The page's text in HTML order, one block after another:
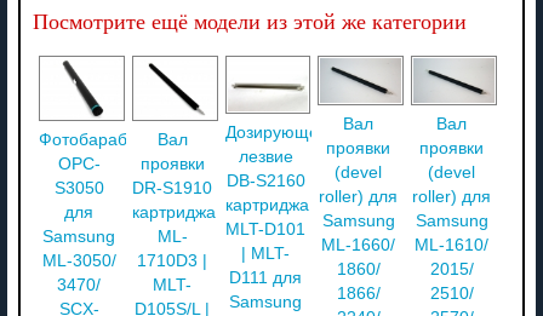
Посмотрите ещё модели из этой же категории
Фотобарабан
OPC-
S3050
для
Samsung
ML-3050/
3470/
SCX-
Вал
проявки
DR-S1910
картриджа
ML-
1710D3 |
MLT-
D105S/L |
Дозирующее
лезвие
DB-S2160
картриджа
MLT-D101
| MLT-
D111 для
Samsung
Вал
проявки
(devel
roller) для
Samsung
ML-1660/
1860/
1866/
Вал
проявки
(devel
roller) для
Samsung
ML-1610/
2015/
2510/